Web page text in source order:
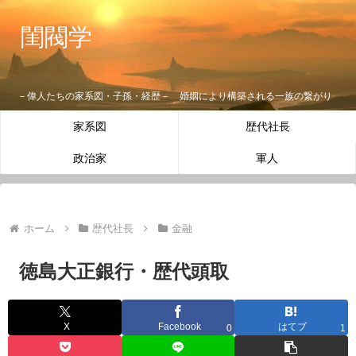
閨閥学
－偉人たちの家系図・子孫・経歴－ 婚姻により構築される一族の繋がり
家系図 歴代社長
政治家 軍人
ホーム 歴代社長 金融
徳島大正銀行・歴代頭取
X Facebook 0 はてブ 1